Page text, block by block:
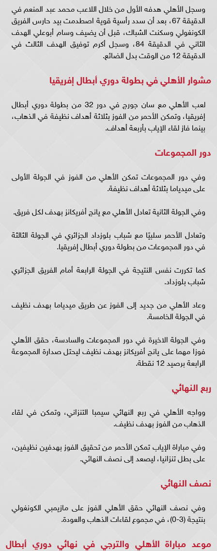
وسجل الأهلي هدفه الأول من خلال اللاعب محمد عبد المنعم في
الدقيقة 67، بعد أن سدد رأسية قوية اصطدمت بيد حارس الفريق
الكونغولي وسكنت الشباك، قبل أن يضيف وسام أبوعلي الهدف
الثاني في الدقيقة 84، وسجل أكرم توفيق الهدف الثالث في
الدقيقة 12 من الوقت بدل الضائع.
مشوار الأهلي في بطولة دوري أبطال إفريقيا
لعب الأهلي مع سان جورج في دور 32 من بطولة دوري أبطال
إفريقيا، وتمكن الأحمر من الفوز بثلاثة أهداف نظيفة في الذهاب،
بينما فاز لقاء الإياب بأربعة أهداف.
دور المجموعات
وفي دور المجموعات تمكن الأهلي من الفوز في الجولة الأولى
على ميدياما بثلاثة أهداف نظيفة.
وفي الجولة الثانية تعادل الأهلي مع يانج أفريكانز بهدف لكل فريق.
وتعادل الأحمر سلبيًا مع شباب بلوزداد الجزائري في الجولة الثالثة
في دور المجموعات من بطولة دوري أبطال إفريقيا.
كما تكررت نفس النتيجة في الجولة الرابعة أمام الفريق الجزائري
شباب بلوزداد.
وعاد الأهلي من جديد إلى الفوز عن طريق ميدياما بهدف نظيف
في الجولة الخامسة.
وفي الجولة الاخيرة في دور المجموعات والسادسة، حقق الأهلي
فوزا مهما على يانج أفريكانز بهدف نظيف ليحتل صدارة المجموعة
الرابعة برصيد 12 نقطة.
ربع النهائي
وواجه الأهلي في ربع النهائي سيمبا التنزاني، وتمكن في لقاء
الذهاب من الفوز بهدف نظيف.
وفي مباراة الإياب تمكن الأحمر من تحقيق الفوز بهدفين نظيفين،
على بطل تنزانيا، ليصعد إلى نصف النهائي.
نصف النهائي
وفي نصف النهائي حقق الأهلي الفوز على مازيمبي الكونغولي
بنتيجة (3-0)، في مجموع لقاءات الذهاب والعودة.
موعد مباراة الأهلي والترجي في نهائي دوري أبطال